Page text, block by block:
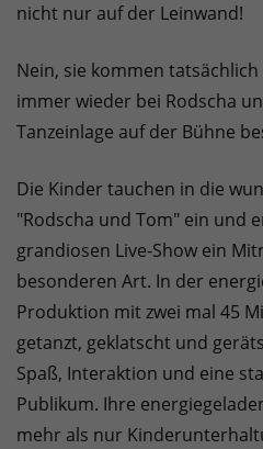
nicht nur auf der Leinwand!
Nein, sie kommen
immer wieder bei Rodscha
Tanzeinlage auf der Bühne
Die Kinder tauchen in die
"Rodscha und Tom" ein und
grandiosen Live-Show ein
besonderen Art. In der
Produktion mit zwei mal 45
getanzt, geklatscht und
Spaß, Interaktion und eine
Publikum. Ihre
mehr als nur